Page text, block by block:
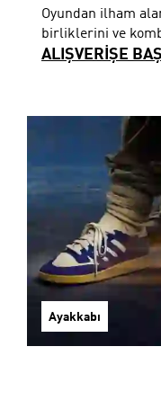
Oyundan ilham
birliklerini ve
ALIŞVERİŞE
Ayakkabı